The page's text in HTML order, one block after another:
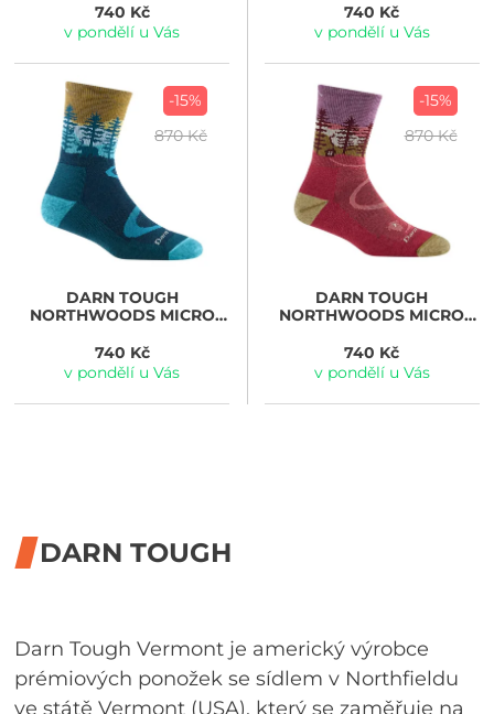
740 Kč
v pondělí u Vás
740 Kč
v pondělí u Vás
-15%
870 Kč
DARN TOUGH
NORTHWOODS MICRO
CUSHION, dark teal
740 Kč
v pondělí u Vás
-15%
870 Kč
DARN TOUGH
NORTHWOODS MICRO
CUSHION, cranberry
740 Kč
v pondělí u Vás
DARN TOUGH
Darn Tough Vermont je americký výrobce
prémiových ponožek se sídlem v Northfieldu
ve státě Vermont (USA), který se zaměřuje na